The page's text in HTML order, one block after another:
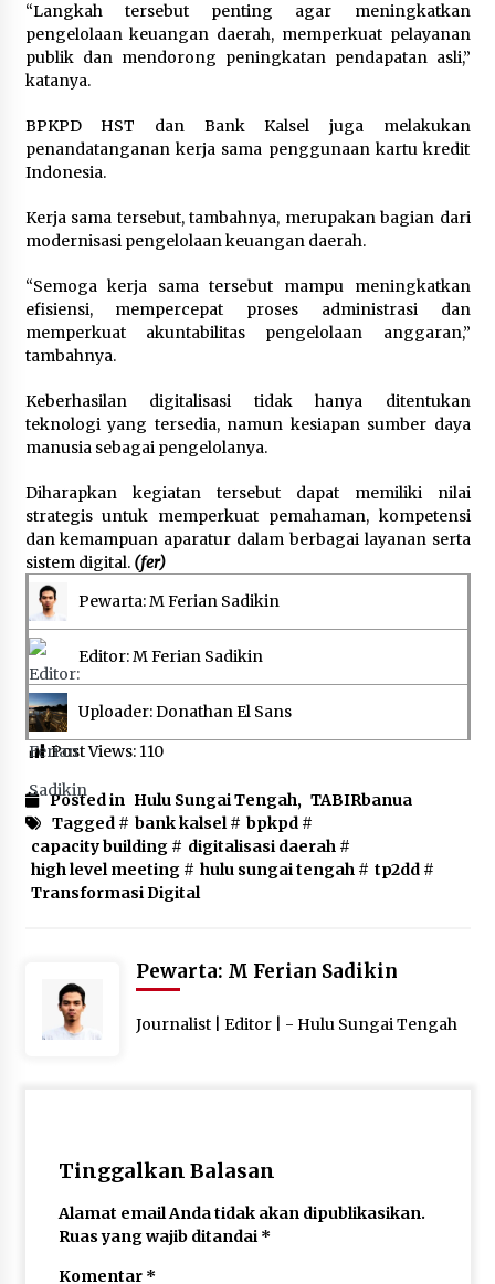
“Langkah tersebut penting agar meningkatkan
pengelolaan keuangan daerah, memperkuat pelayanan
publik dan mendorong peningkatan pendapatan asli,”
katanya.
BPKPD HST dan Bank Kalsel juga melakukan
penandatanganan kerja sama penggunaan kartu kredit
Indonesia.
Kerja sama tersebut, tambahnya, merupakan bagian dari
modernisasi pengelolaan keuangan daerah.
“Semoga kerja sama tersebut mampu meningkatkan
efisiensi, mempercepat proses administrasi dan
memperkuat akuntabilitas pengelolaan anggaran,”
tambahnya.
Keberhasilan digitalisasi tidak hanya ditentukan
teknologi yang tersedia, namun kesiapan sumber daya
manusia sebagai pengelolanya.
Diharapkan kegiatan tersebut dapat memiliki nilai
strategis untuk memperkuat pemahaman, kompetensi
dan kemampuan aparatur dalam berbagai layanan serta
sistem digital. (fer)
Pewarta: M Ferian Sadikin
Editor: M Ferian Sadikin
Uploader: Donathan El Sans
Post Views: 110
Posted in Hulu Sungai Tengah, TABIRbanua
Tagged # bank kalsel# bpkpd#
capacity building# digitalisasi daerah #
high level meeting# hulu sungai tengah # tp2dd#
Transformasi Digital
Pewarta: M Ferian Sadikin
Journalist | Editor | - Hulu Sungai Tengah
Tinggalkan Balasan
Alamat email Anda tidak akan dipublikasikan.
Ruas yang wajib ditandai *
Komentar *